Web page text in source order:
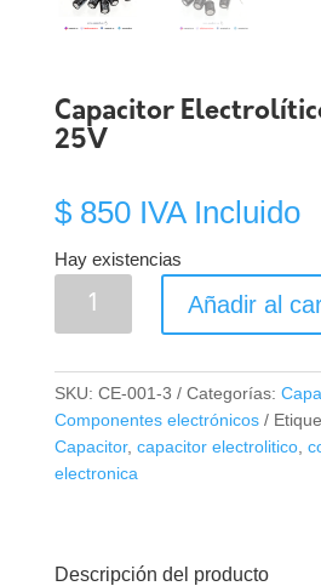
Capacitor
25V
$850 IVA Incluido
Hay existencias
Capacitor
25V
cantidad
Añadir al
SKU: CE-001-3 Categorías:
Componentes electrónicos
Capacitor, capacitor electrolitico,
electronica
Descripción del producto